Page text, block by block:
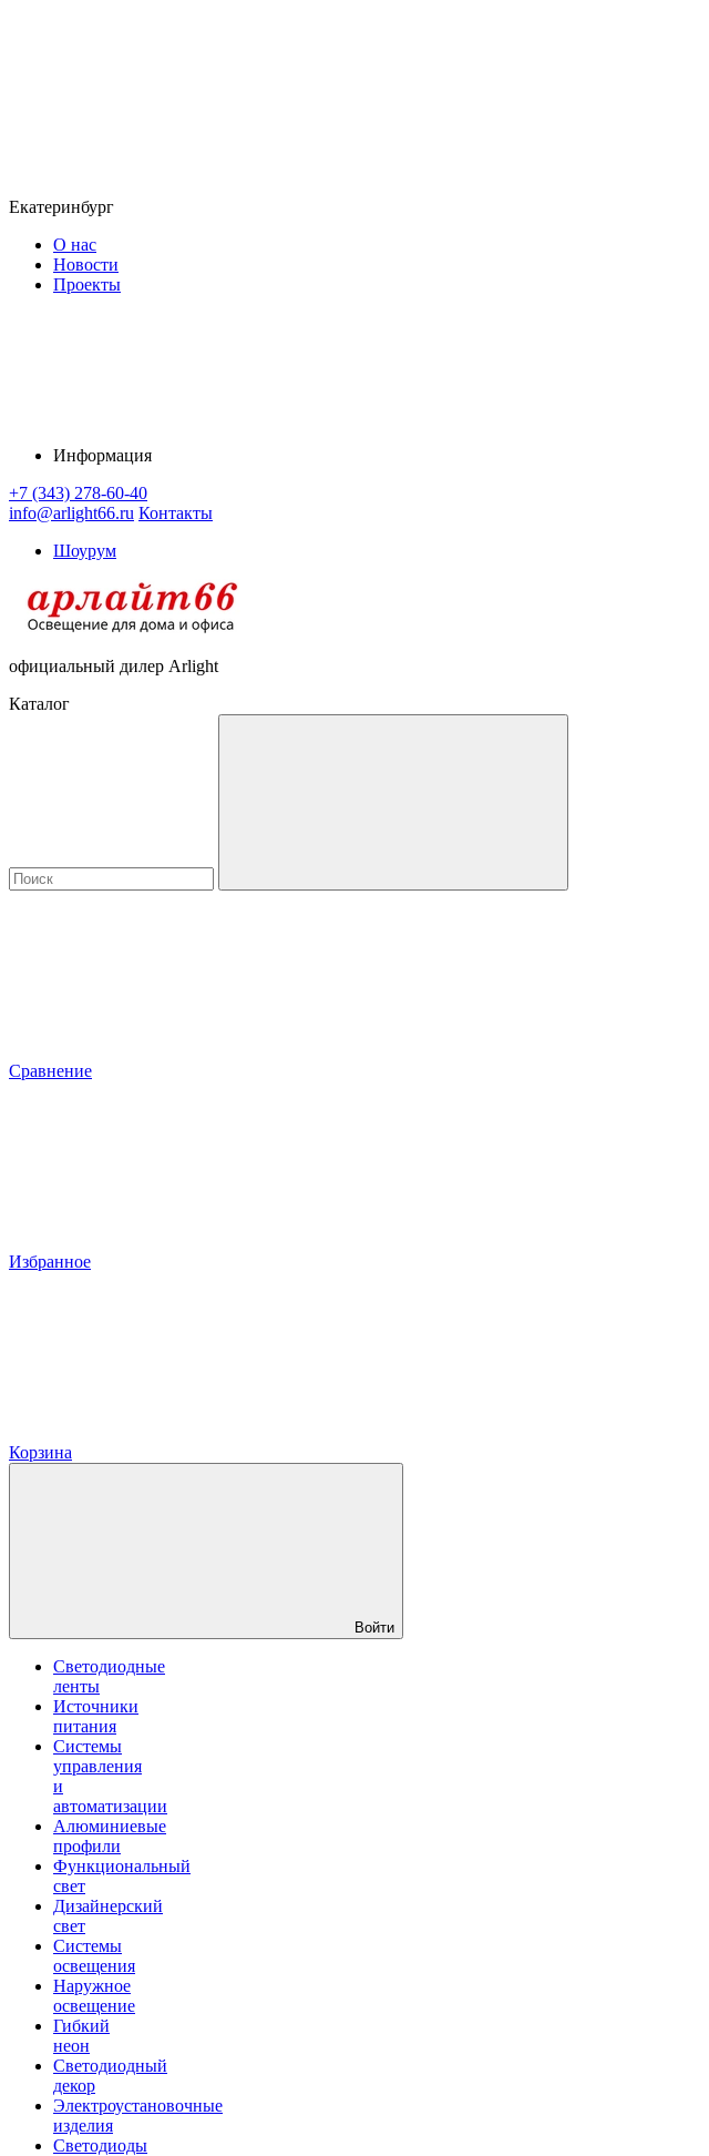
Екатеринбург
О нас
Новости
Проекты
Информация
+7 (343) 278-60-40
info@arlight66.ru Контакты
Шоурум
официальный дилер Arlight
Каталог
Сравнение
Избранное
Корзина
Войти
Светодиодные
ленты
Источники
питания
Системы
управления
и
автоматизации
Алюминиевые
профили
Функциональный
свет
Дизайнерский
свет
Системы
освещения
Наружное
освещение
Гибкий
неон
Светодиодный
декор
Электроустановочные
изделия
Светодиоды